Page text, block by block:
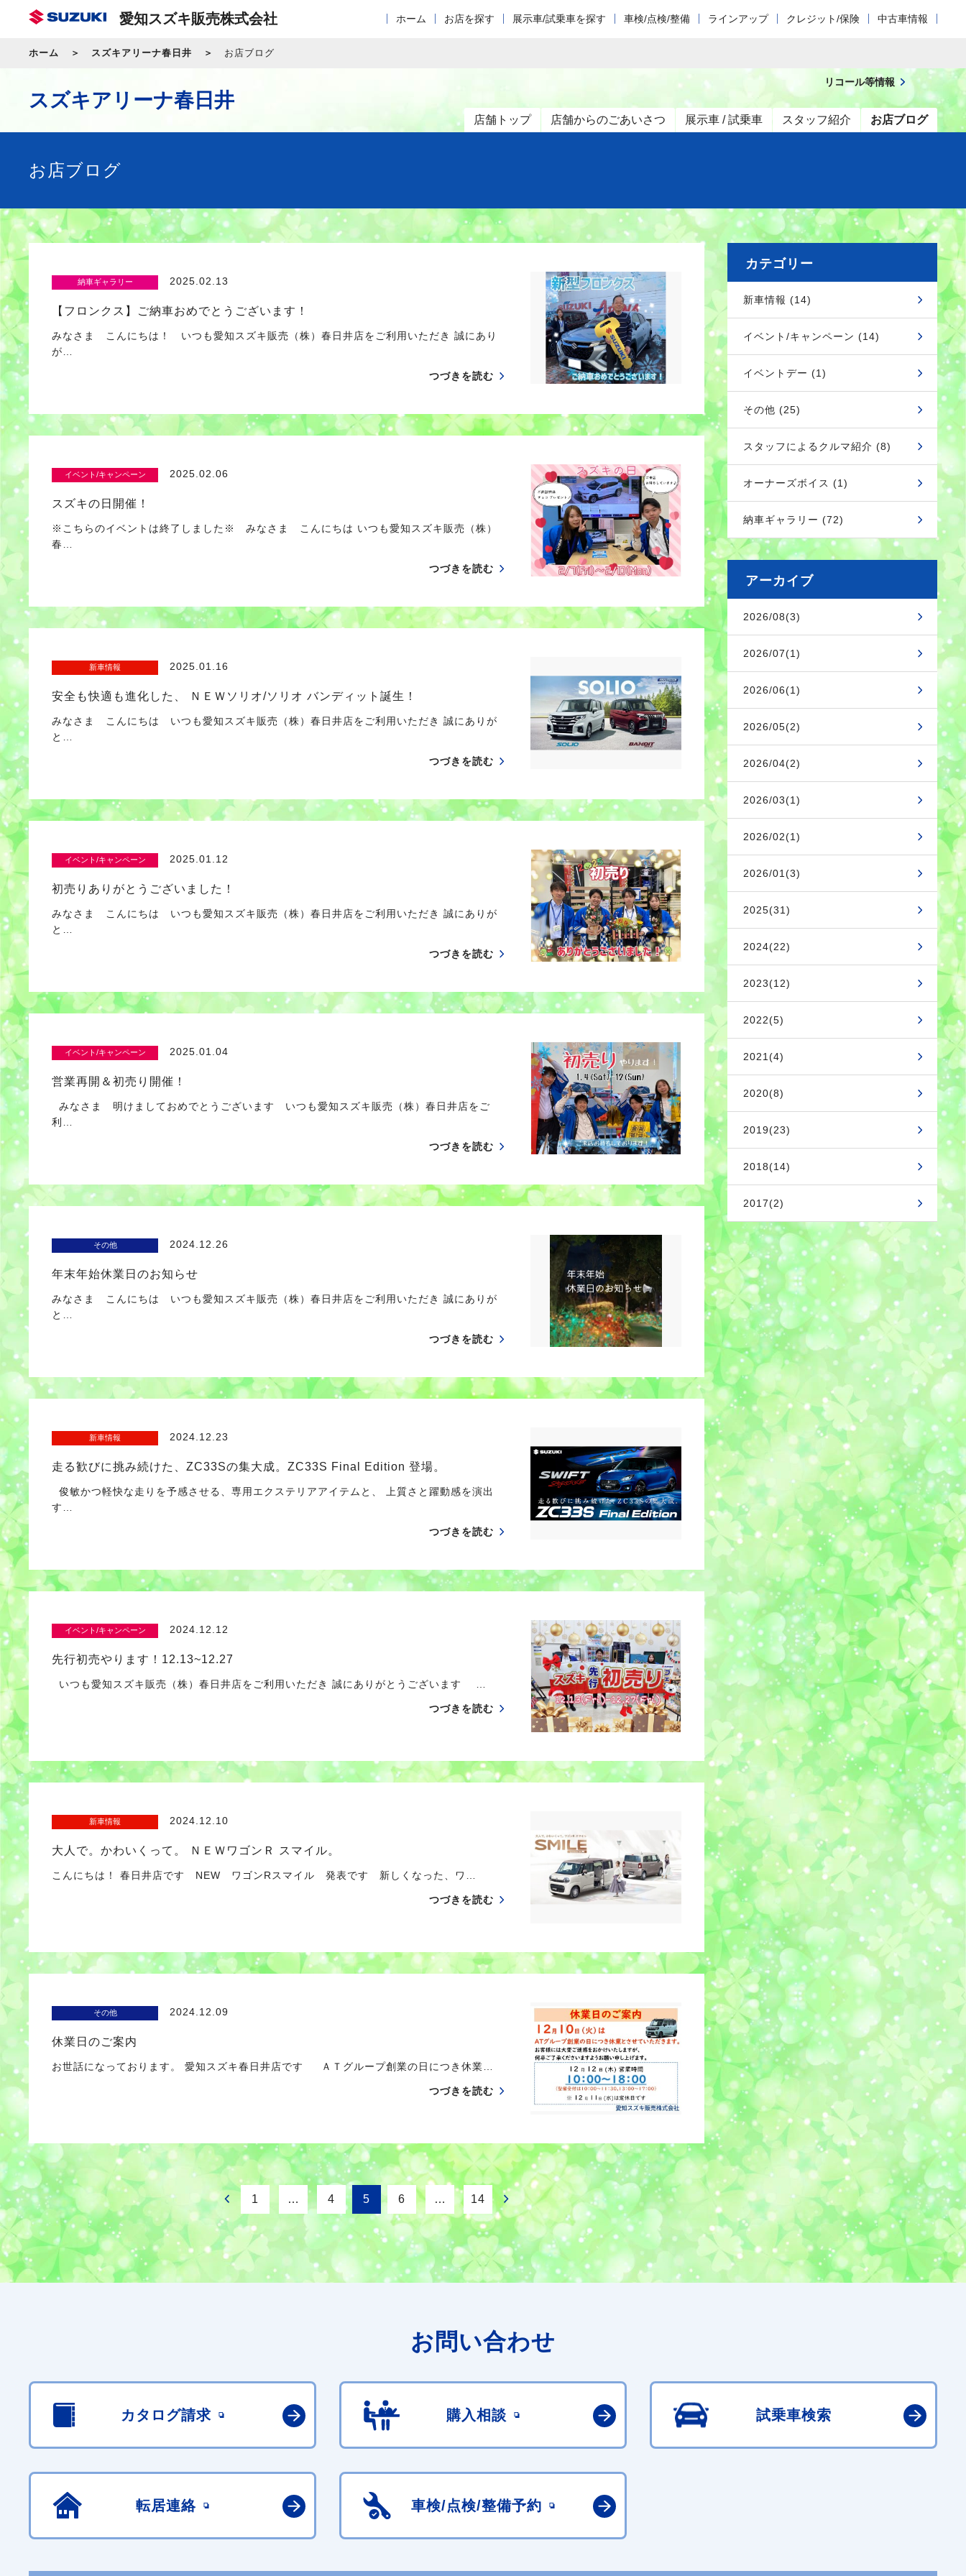
愛知スズキ販売株式会社 ホーム お店を探す 展示車/試乗車を探す 車検/点検/整備 ラインアップ クレジット/保険 中古車情報
ホーム スズキアリーナ春日井 お店ブログ
スズキアリーナ春日井
店舗トップ 店舗からのごあいさつ 展示車 / 試乗車 スタッフ紹介 お店ブログ
リコール等情報
お店ブログ
納車ギャラリー 2025.02.13
【フロンクス】ご納車おめでとうございます！
みなさま こんにちは！ いつも愛知スズキ販売（株）春日井店をご利用いただき 誠にあり
が…
つづきを読む
イベント/キャンペーン 2025.02.06
スズキの日開催！
※こちらのイベントは終了しました※ みなさま こんにちは いつも愛知スズキ販売（株）
春…
つづきを読む
新車情報 2025.01.16
安全も快適も進化した、 ＮＥＷソリオ/ソリオ バンディット誕生！
みなさま こんにちは いつも愛知スズキ販売（株）春日井店をご利用いただき 誠にありが
と…
つづきを読む
イベント/キャンペーン 2025.01.12
初売りありがとうございました！
みなさま こんにちは いつも愛知スズキ販売（株）春日井店をご利用いただき 誠にありが
と…
つづきを読む
イベント/キャンペーン 2025.01.04
営業再開＆初売り開催！
みなさま 明けましておめでとうございます いつも愛知スズキ販売（株）春日井店をご
利…
つづきを読む
その他 2024.12.26
年末年始休業日のお知らせ
みなさま こんにちは いつも愛知スズキ販売（株）春日井店をご利用いただき 誠にありが
と…
つづきを読む
新車情報 2024.12.23
走る歓びに挑み続けた、ZC33Sの集大成。ZC33S Final Edition 登場。
俊敏かつ軽快な走りを予感させる、専用エクステリアアイテムと、 上質さと躍動感を演出
す…
つづきを読む
イベント/キャンペーン 2024.12.12
先行初売やります！12.13~12.27
いつも愛知スズキ販売（株）春日井店をご利用いただき 誠にありがとうございます …
つづきを読む
新車情報 2024.12.10
大人で。かわいくって。 ＮＥＷワゴンＲ スマイル。
こんにちは！ 春日井店です NEW ワゴンRスマイル 発表です 新しくなった、ワ…
つづきを読む
その他 2024.12.09
休業日のご案内
お世話になっております。 愛知スズキ春日井店です ＡＴグループ創業の日につき休業…
つづきを読む
1 … 4 5 6 … 14
カテゴリー
新車情報 (14)
イベント/キャンペーン (14)
イベントデー (1)
その他 (25)
スタッフによるクルマ紹介 (8)
オーナーズボイス (1)
納車ギャラリー (72)
アーカイブ
2026/08(3)
2026/07(1)
2026/06(1)
2026/05(2)
2026/04(2)
2026/03(1)
2026/02(1)
2026/01(3)
2025(31)
2024(22)
2023(12)
2022(5)
2021(4)
2020(8)
2019(23)
2018(14)
2017(2)
お問い合わせ
カタログ請求 購入相談 試乗車検索
転居連絡 車検/点検/整備予約